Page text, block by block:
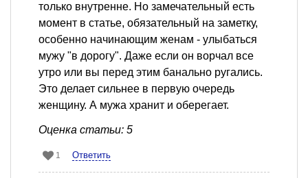
только внутренне. Но замечательный есть
момент в статье, обязательный на заметку,
особенно начинающим женам - улыбаться
мужу "в дорогу". Даже если он ворчал все
утро или вы перед этим банально ругались.
Это делает сильнее в первую очередь
женщину. А мужа хранит и оберегает.
Оценка статьи: 5
1 Ответить